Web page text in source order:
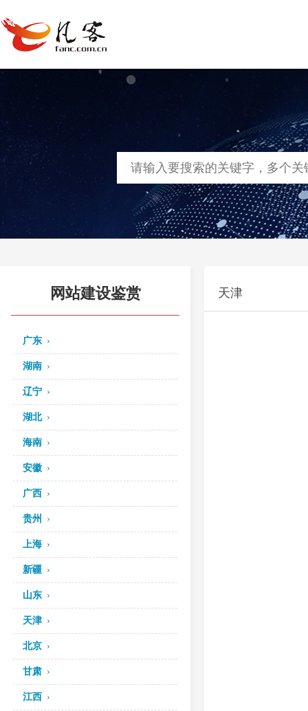
网站建设 软件定制
网站建设鉴赏
广东
湖南
辽宁
湖北
海南
安徽
广西
贵州
上海
新疆
山东
天津
北京
甘肃
江西
天津